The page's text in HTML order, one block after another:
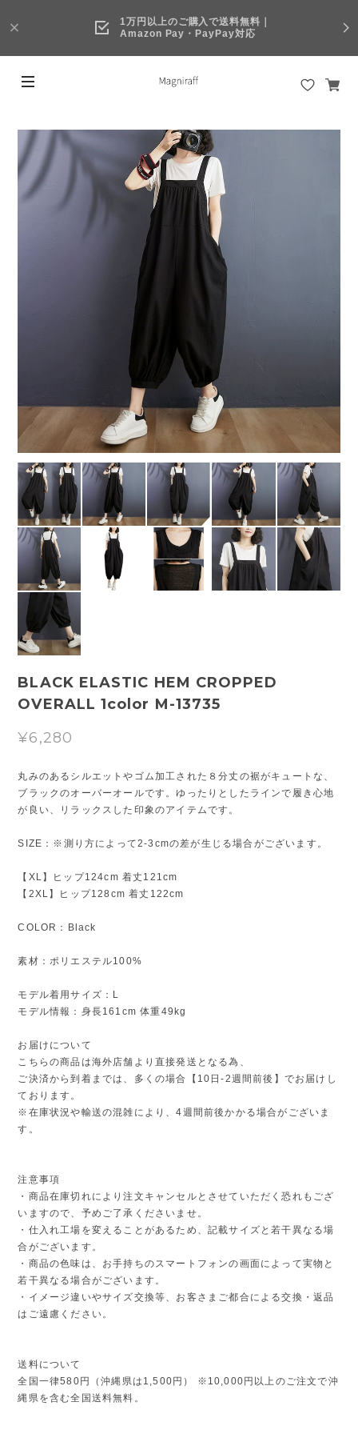
1万円以上のご購入で送料無料｜
Amazon Pay・PayPay対応
BLACK ELASTIC HEM CROPPED
OVERALL 1color M-13735
¥6,280
丸みのあるシルエットやゴム加工された８分丈の裾がキュートな、
ブラックのオーバーオールです。ゆったりとしたラインで履き心地
が良い、リラックスした印象のアイテムです。
SIZE：※測り方によって2-3cmの差が生じる場合がございます。
【XL】ヒップ124cm 着丈121cm
【2XL】ヒップ128cm 着丈122cm
COLOR：Black
素材：ポリエステル100%
モデル着用サイズ：L
モデル情報：身長161cm 体重49kg
お届けについて
こちらの商品は海外店舗より直接発送となる為、
ご決済から到着までは、多くの場合【10日-2週間前後】でお届けし
ております。
※在庫状況や輸送の混雑により、4週間前後かかる場合がございま
す。
注意事項
・商品在庫切れにより注文キャンセルとさせていただく恐れもござ
いますので、予めご了承くださいませ。
・仕入れ工場を変えることがあるため、記載サイズと若干異なる場
合がございます。
・商品の色味は、お手持ちのスマートフォンの画面によって実物と
若干異なる場合がございます。
・イメージ違いやサイズ交換等、お客さまご都合による交換・返品
はご遠慮ください。
送料について
全国一律580円（沖縄県は1,500円） ※10,000円以上のご注文で沖
縄県を含む全国送料無料。